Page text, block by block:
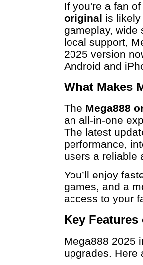
If you're a fan
original is likely
gameplay, wide
local support,
2025 version
Android and
What Makes
The Mega888
an all-in-one
The latest
performance,
users a reliable
You’ll enjoy
games, and a
access to your
Key Features
Mega888 2025
upgrades. Here